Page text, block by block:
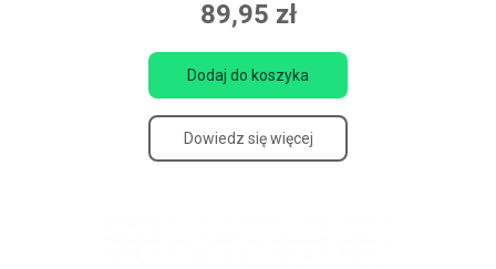
89,95 zł
Dodaj do koszyka
Dowiedz się więcej